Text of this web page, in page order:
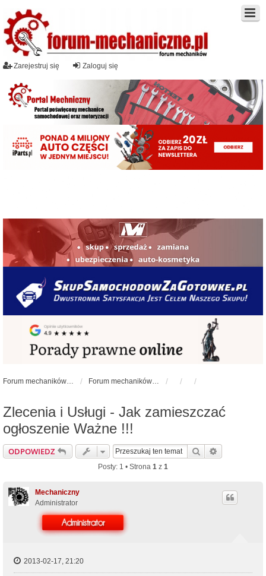
Zaloguj się
Zarejestruj się
Forum mechaników samochodowych - forum-mechaniczne.pl Forum mechaników samochodowych
Zlecenia i Usługi - Jak zamieszczać
ogłoszenie Ważne !!!
ODPOWIEDZ Szukaj
Posty: 1 • Strona 1 z 1
Mechaniczny
Administrator
2013-02-17, 21:20